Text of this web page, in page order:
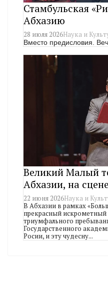
Стамбульская
Абхазию
28 июля 2026Наука и
Вместо предисловия.
Великий Малый
Абхазии, на
22 июня 2026Наука и
В Абхазии в рамках
прекрасный искрометный
триумфального
Государственного
Росии, и эту чудесну...